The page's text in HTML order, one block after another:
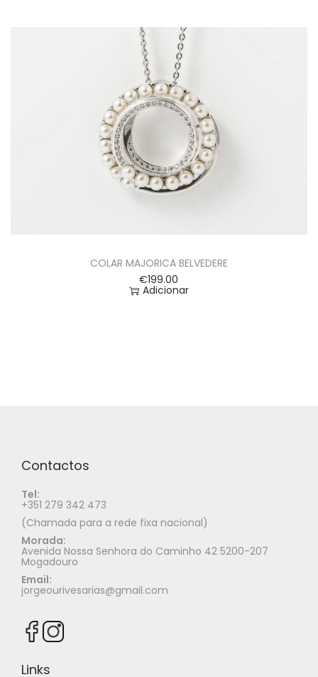
COLAR MAJORICA BELVEDERE
€199.00
Adicionar
Contactos
Tel:
+351 279 342 473
(Chamada para a rede fixa nacional)
Morada:
Avenida Nossa Senhora do Caminho 42 5200-207
Mogadouro
Email:
jorgeourivesarias@gmail.com
Links